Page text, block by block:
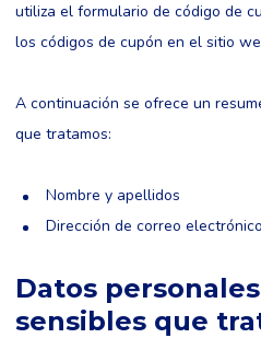
utiliza el formulario de código de
los códigos de cupón en el sitio
A continuación se ofrece un
que tratamos:
Nombre y apellidos
Dirección de correo electrónico
Datos
sensibles que